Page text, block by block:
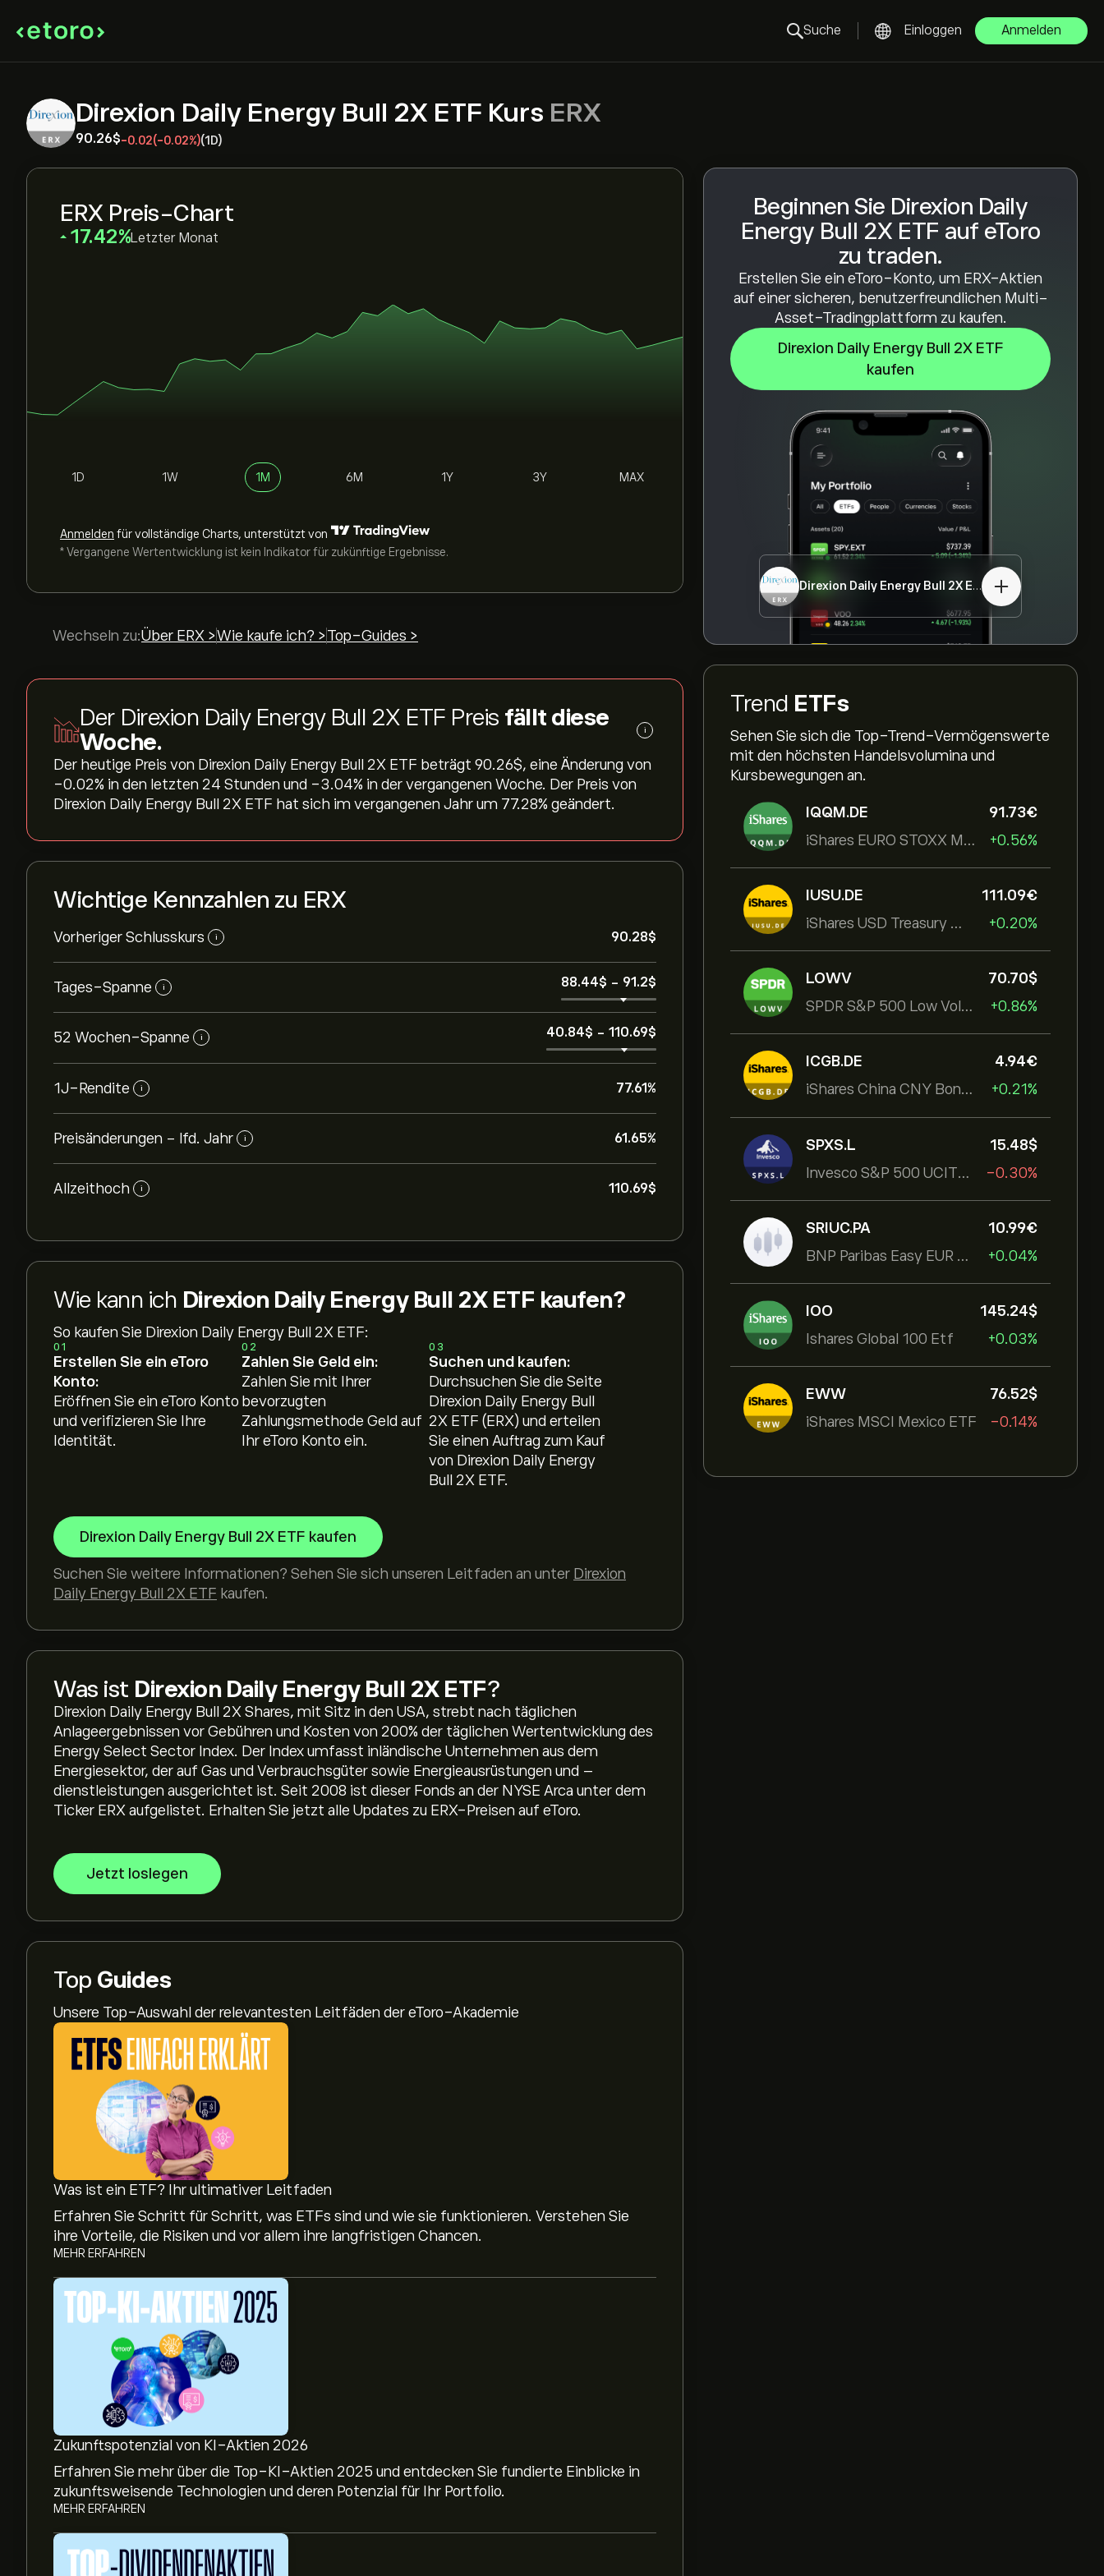
Suche Einloggen Anmelden
Direxion Daily Energy Bull 2X ETF Kurs ERX
90.26‎$‎-0.02(-0.02%)(1D)
Beginnen Sie Direxion Daily
Energy Bull 2X ETF auf eToro
zu traden.
Erstellen Sie ein eToro-Konto, um ERX-Aktien
auf einer sicheren, benutzerfreundlichen Multi-
Asset-Tradingplattform zu kaufen.
Direxion Daily Energy Bull 2X ETF
kaufen
Direxion Daily Energy Bull 2X ETF ERX
Trend ETFs
Sehen Sie sich die Top-Trend-Vermögenswerte
mit den höchsten Handelsvolumina und
Kursbewegungen an.
IQQM.DE
iShares EURO STOXX Mid UCITS ETF
91.73‎€‎
+0.56%
IUSU.DE
iShares USD Treasury Bond 1-3yr UCITS ETF
111.09‎€‎
+0.20%
LOWV
SPDR S&P 500 Low Volatility UCITS ETF
70.70‎$‎
+0.86%
ICGB.DE
iShares China CNY Bond UCITS ETF
4.94‎€‎
+0.21%
SPXS.L
Invesco S&P 500 UCITS ETF
15.48‎$‎
-0.30%
SRIUC.PA
BNP Paribas Easy EUR Corp Bond SRI Fossil Free Ult
10.99‎€‎
+0.04%
IOO
Ishares Global 100 Etf
145.24‎$‎
+0.03%
EWW
iShares MSCI Mexico ETF
76.52‎$‎
-0.14%
ERX Preis-Chart
‎17.42‎ Letzter Monat
1D 1W 1M 6M 1Y 3Y MAX
Anmelden für vollständige Charts, unterstützt von
* Vergangene Wertentwicklung ist kein Indikator für zukünftige Ergebnisse.
Wechseln zu:Über ERX >Wie kaufe ich? > Top-Guides >
Der Direxion Daily Energy Bull 2X ETF Preis fällt diese
Woche.
i
Der heutige Preis von Direxion Daily Energy Bull 2X ETF beträgt 90.26‎$‎, eine Änderung von
‎-0.02‎% in den letzten 24 Stunden und ‎-3.04‎% in der vergangenen Woche. Der Preis von
Direxion Daily Energy Bull 2X ETF hat sich im vergangenen Jahr um ‎77.28‎% geändert.
Wichtige Kennzahlen zu ERX
Vorheriger Schlusskurs i 90.28‎$‎
Tages-Spanne i 88.44‎$‎ - 91.2‎$‎
52 Wochen-Spanne i 40.84‎$‎ - 110.69‎$‎
1J-Rendite i 77.61%
Preisänderungen - lfd. Jahr i 61.65%
Allzeithoch i 110.69‎$‎
Wie kann ich Direxion Daily Energy Bull 2X ETF kaufen?
So kaufen Sie Direxion Daily Energy Bull 2X ETF:
01
Erstellen Sie ein eToro
Konto:
Eröffnen Sie ein eToro Konto
und verifizieren Sie Ihre
Identität.
02
Zahlen Sie Geld ein:
Zahlen Sie mit Ihrer
bevorzugten
Zahlungsmethode Geld auf
Ihr eToro Konto ein.
03
Suchen und kaufen:
Durchsuchen Sie die Seite
Direxion Daily Energy Bull
2X ETF (ERX) und erteilen
Sie einen Auftrag zum Kauf
von Direxion Daily Energy
Bull 2X ETF.
Direxion Daily Energy Bull 2X ETF kaufen
Suchen Sie weitere Informationen? Sehen Sie sich unseren Leitfaden an unter Direxion
Daily Energy Bull 2X ETF kaufen.
Was ist Direxion Daily Energy Bull 2X ETF?
Direxion Daily Energy Bull 2X Shares, mit Sitz in den USA, strebt nach täglichen
Anlageergebnissen vor Gebühren und Kosten von 200% der täglichen Wertentwicklung des
Energy Select Sector Index. Der Index umfasst inländische Unternehmen aus dem
Energiesektor, der auf Gas und Verbrauchsgüter sowie Energieausrüstungen und –
dienstleistungen ausgerichtet ist. Seit 2008 ist dieser Fonds an der NYSE Arca unter dem
Ticker ERX aufgelistet. Erhalten Sie jetzt alle Updates zu ERX-Preisen auf eToro.
Jetzt loslegen
Top Guides
Unsere Top-Auswahl der relevantesten Leitfäden der eToro-Akademie
Was ist ein ETF? Ihr ultimativer Leitfaden
Erfahren Sie Schritt für Schritt, was ETFs sind und wie sie funktionieren. Verstehen Sie
ihre Vorteile, die Risiken und vor allem ihre langfristigen Chancen.
MEHR ERFAHREN
Zukunftspotenzial von KI-Aktien 2026
Erfahren Sie mehr über die Top-KI-Aktien 2025 und entdecken Sie fundierte Einblicke in
zukunftsweisende Technologien und deren Potenzial für Ihr Portfolio.
MEHR ERFAHREN